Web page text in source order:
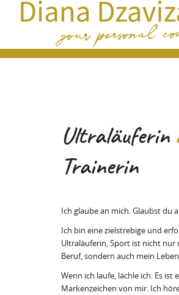
Ultraläuferin
Trainerin
Ich glaube an mich. Glaubst du
Ich bin eine zielstrebige und
Ultraläuferin, Sport ist nicht nur
Beruf, sondern auch mein
Wenn ich laufe, lächle ich. Es ist
Markenzeichen von mir. Ich